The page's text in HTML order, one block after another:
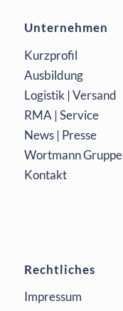
Unternehmen
Kurzprofil
Ausbildung
Logistik | Versand
RMA | Service
News | Presse
Wortmann Gruppe
Kontakt
Rechtliches
Impressum